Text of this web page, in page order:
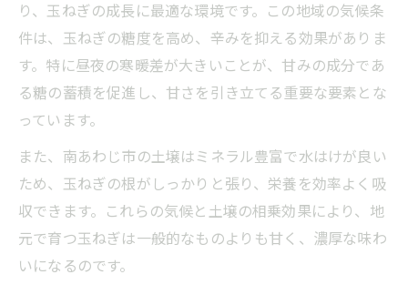
り、玉ねぎの成長に最適な環境です。この地域の気候条
件は、玉ねぎの糖度を高め、辛みを抑える効果がありま
す。特に昼夜の寒暖差が大きいことが、甘みの成分であ
る糖の蓄積を促進し、甘さを引き立てる重要な要素とな
っています。
また、南あわじ市の土壌はミネラル豊富で水はけが良い
ため、玉ねぎの根がしっかりと張り、栄養を効率よく吸
収できます。これらの気候と土壌の相乗効果により、地
元で育つ玉ねぎは一般的なものよりも甘く、濃厚な味わ
いになるのです。